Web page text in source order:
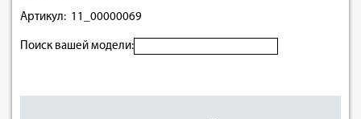
Артикул: 11_00000069
Поиск вашей модели: